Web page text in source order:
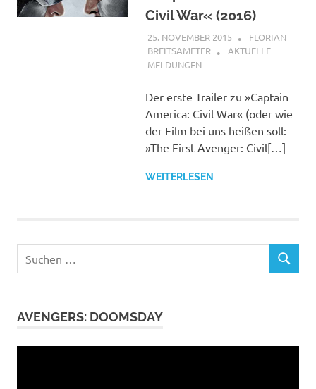
Civil War« (2016)
25. NOVEMBER 2015
FLORIAN
BREITSAMETER
AKTUELLE
MELDUNGEN
Der erste Trailer zu »Captain
America: Civil War« (oder wie
der Film bei uns heißen soll:
»The First Avenger: Civil[…]
WEITERLESEN
nach:
SUCHEN
AVENGERS: DOOMSDAY